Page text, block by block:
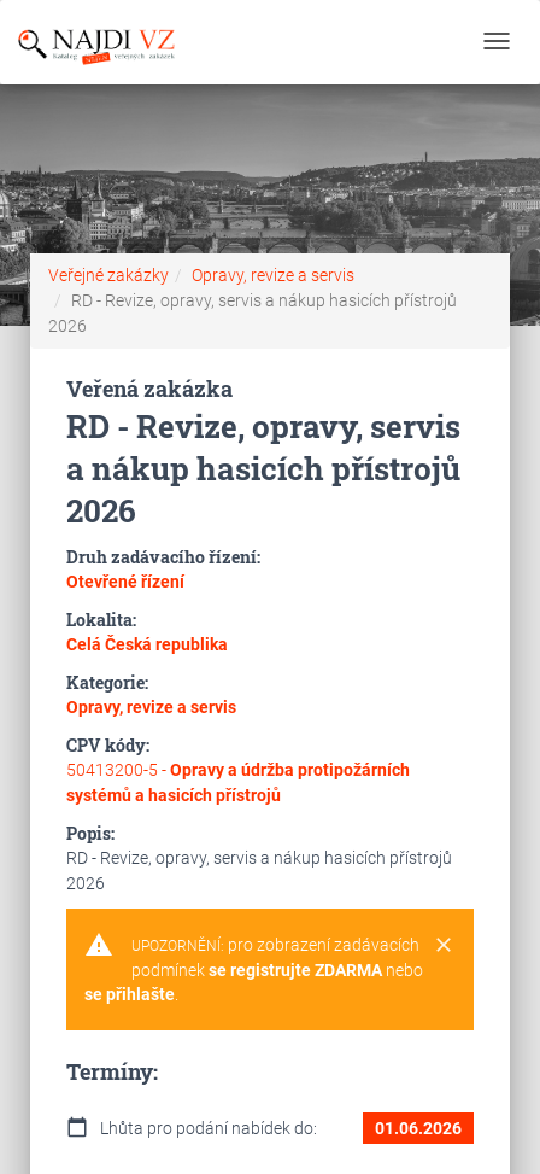
Veřejné zakázky
Opravy, revize a servis
RD - Revize, opravy, servis a nákup hasicích přístrojů
2026
Veřená zakázka
RD - Revize, opravy, servis
a nákup hasicích přístrojů
2026
Druh zadávacího řízení:
Otevřené řízení
Lokalita:
Celá Česká republika
Kategorie:
Opravy, revize a servis
CPV kódy:
50413200-5 -Opravy a údržba protipožárních
systémů a hasicích přístrojů
Popis:
RD - Revize, opravy, servis a nákup hasicích přístrojů
2026
warning clear
UPOZORNĚNÍ: pro zobrazení zadávacích
podmínekse registrujte ZDARMAnebo
se přihlašte.
Termíny:
calendar_today Lhůta pro podání nabídek do: 01.06.2026